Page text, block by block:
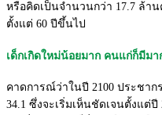
หรือคิดเป็นจำนวนกว่า 17.7 ล้าน
ตั้งแต่ 60 ปีขึ้นไป
เด็กเกิดใหม่น้อยมาก คนแก่ก็มีม
คาดการณ์ว่าในปี 2100 ประชาก
34.1 ซึ่งจะเริ่มเห็นชัดเจนตั้งแต่